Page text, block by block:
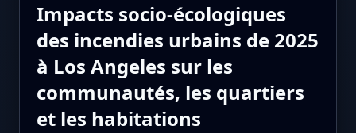
Impacts socio-écologiques
des incendies urbains de 2025
à Los Angeles sur les
communautés, les quartiers
et les habitations